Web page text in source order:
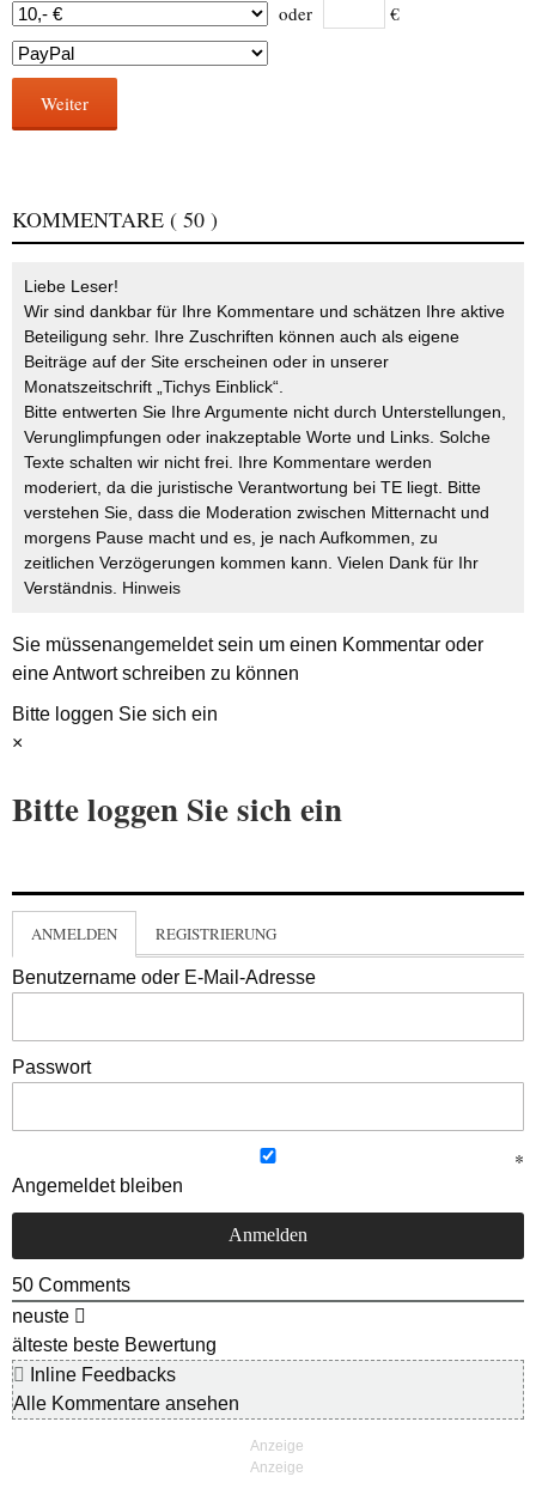
oder €
Weiter
KOMMENTARE ( 50 )
Liebe Leser!
Wir sind dankbar für Ihre Kommentare und schätzen Ihre aktive
Beteiligung sehr. Ihre Zuschriften können auch als eigene
Beiträge auf der Site erscheinen oder in unserer
Monatszeitschrift „Tichys Einblick“.
Bitte entwerten Sie Ihre Argumente nicht durch Unterstellungen,
Verunglimpfungen oder inakzeptable Worte und Links. Solche
Texte schalten wir nicht frei. Ihre Kommentare werden
moderiert, da die juristische Verantwortung bei TE liegt. Bitte
verstehen Sie, dass die Moderation zwischen Mitternacht und
morgens Pause macht und es, je nach Aufkommen, zu
zeitlichen Verzögerungen kommen kann. Vielen Dank für Ihr
Verständnis. Hinweis
Sie müssenangemeldetsein um einen Kommentar oder
eine Antwort schreiben zu können
Bitte loggen Sie sich ein
×
Bitte loggen Sie sich ein
ANMELDEN REGISTRIERUNG
Benutzername oder E-Mail-Adresse
Passwort
Angemeldet bleiben
50 Comments
neuste
älteste beste Bewertung
Inline Feedbacks
Alle Kommentare ansehen